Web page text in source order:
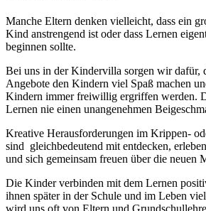
Manche Eltern denken vielleicht, dass ein
Kind anstrengend ist oder dass Lernen
beginnen sollte.
Bei uns in der Kindervilla sorgen wir dafür,
Angebote den Kindern viel Spaß machen
Kindern immer freiwillig ergriffen werden.
Lernen nie einen unangenehmen
Kreative Herausforderungen im Krippen-
sind gleichbedeutend mit entdecken,
und sich gemeinsam freuen über die neuen
Die Kinder verbinden mit dem Lernen
ihnen später in der Schule und im Leben